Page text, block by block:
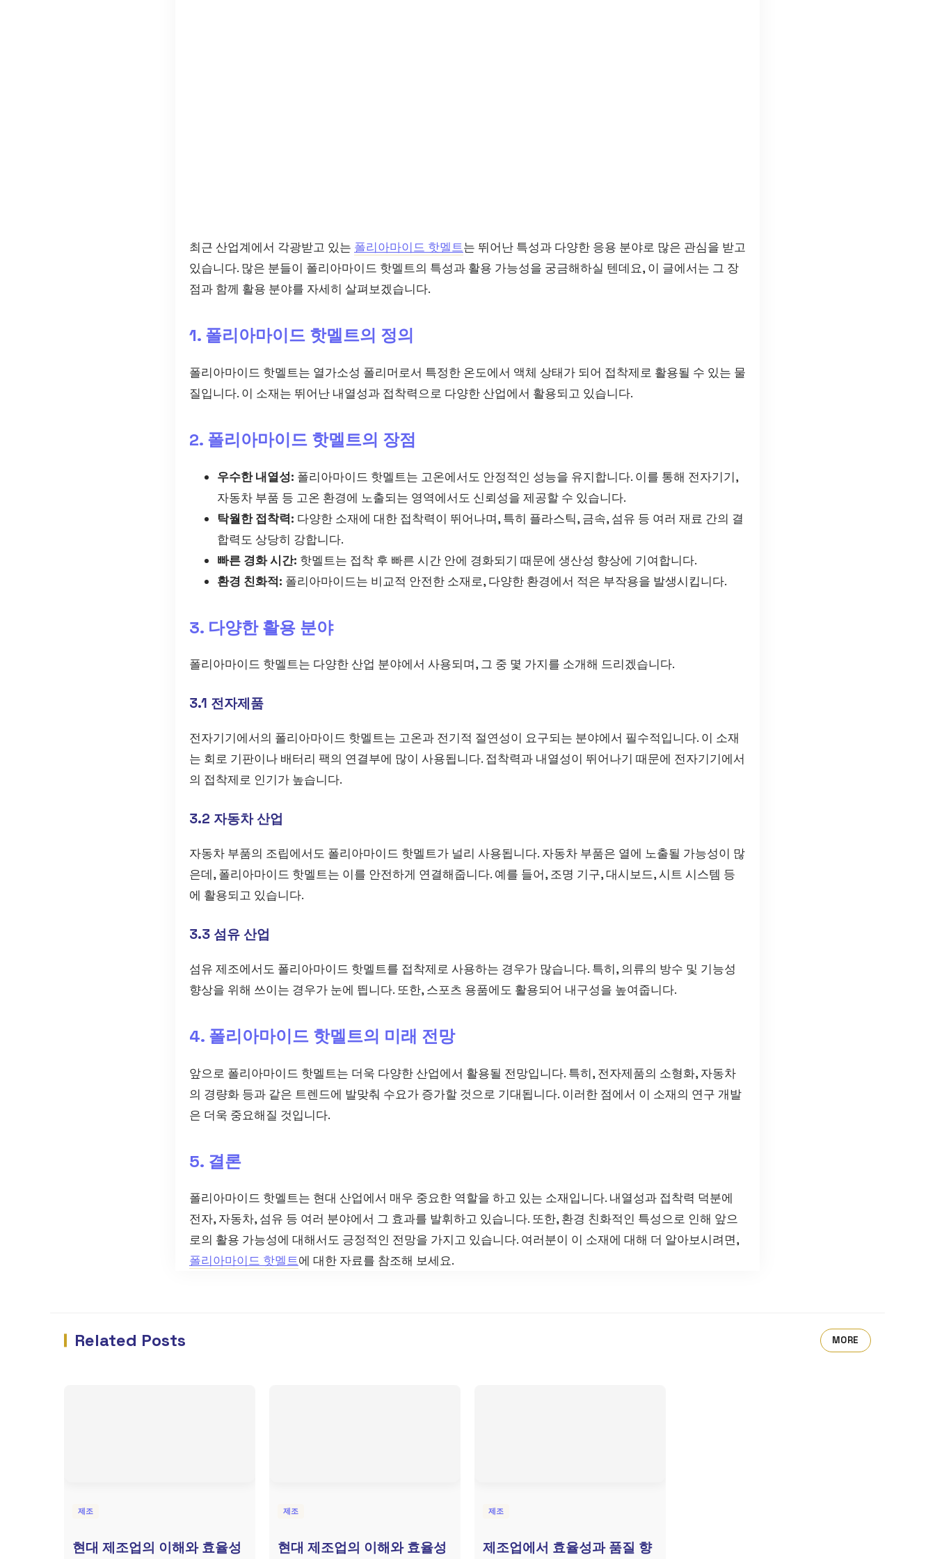
최근 산업계에서 각광받고 있는 폴리아마이드 핫멜트는 뛰어난 특성과 다양한 응용 분야로 많은 관심을 받고
있습니다. 많은 분들이 폴리아마이드 핫멜트의 특성과 활용 가능성을 궁금해하실 텐데요, 이 글에서는 그 장
점과 함께 활용 분야를 자세히 살펴보겠습니다.
1. 폴리아마이드 핫멜트의 정의
폴리아마이드 핫멜트는 열가소성 폴리머로서 특정한 온도에서 액체 상태가 되어 접착제로 활용될 수 있는 물
질입니다. 이 소재는 뛰어난 내열성과 접착력으로 다양한 산업에서 활용되고 있습니다.
2. 폴리아마이드 핫멜트의 장점
우수한 내열성: 폴리아마이드 핫멜트는 고온에서도 안정적인 성능을 유지합니다. 이를 통해 전자기기,
자동차 부품 등 고온 환경에 노출되는 영역에서도 신뢰성을 제공할 수 있습니다.
탁월한 접착력: 다양한 소재에 대한 접착력이 뛰어나며, 특히 플라스틱, 금속, 섬유 등 여러 재료 간의 결
합력도 상당히 강합니다.
빠른 경화 시간: 핫멜트는 접착 후 빠른 시간 안에 경화되기 때문에 생산성 향상에 기여합니다.
환경 친화적: 폴리아마이드는 비교적 안전한 소재로, 다양한 환경에서 적은 부작용을 발생시킵니다.
3. 다양한 활용 분야
폴리아마이드 핫멜트는 다양한 산업 분야에서 사용되며, 그 중 몇 가지를 소개해 드리겠습니다.
3.1 전자제품
전자기기에서의 폴리아마이드 핫멜트는 고온과 전기적 절연성이 요구되는 분야에서 필수적입니다. 이 소재
는 회로 기판이나 배터리 팩의 연결부에 많이 사용됩니다. 접착력과 내열성이 뛰어나기 때문에 전자기기에서
의 접착제로 인기가 높습니다.
3.2 자동차 산업
자동차 부품의 조립에서도 폴리아마이드 핫멜트가 널리 사용됩니다. 자동차 부품은 열에 노출될 가능성이 많
은데, 폴리아마이드 핫멜트는 이를 안전하게 연결해줍니다. 예를 들어, 조명 기구, 대시보드, 시트 시스템 등
에 활용되고 있습니다.
3.3 섬유 산업
섬유 제조에서도 폴리아마이드 핫멜트를 접착제로 사용하는 경우가 많습니다. 특히, 의류의 방수 및 기능성
향상을 위해 쓰이는 경우가 눈에 띕니다. 또한, 스포츠 용품에도 활용되어 내구성을 높여줍니다.
4. 폴리아마이드 핫멜트의 미래 전망
앞으로 폴리아마이드 핫멜트는 더욱 다양한 산업에서 활용될 전망입니다. 특히, 전자제품의 소형화, 자동차
의 경량화 등과 같은 트렌드에 발맞춰 수요가 증가할 것으로 기대됩니다. 이러한 점에서 이 소재의 연구 개발
은 더욱 중요해질 것입니다.
5. 결론
폴리아마이드 핫멜트는 현대 산업에서 매우 중요한 역할을 하고 있는 소재입니다. 내열성과 접착력 덕분에
전자, 자동차, 섬유 등 여러 분야에서 그 효과를 발휘하고 있습니다. 또한, 환경 친화적인 특성으로 인해 앞으
로의 활용 가능성에 대해서도 긍정적인 전망을 가지고 있습니다. 여러분이 이 소재에 대해 더 알아보시려면,
폴리아마이드 핫멜트에 대한 자료를 참조해 보세요.
Related Posts MORE
제조
현대 제조업의 이해와 효율성
제조
현대 제조업의 이해와 효율성
제조
제조업에서 효율성과 품질 향